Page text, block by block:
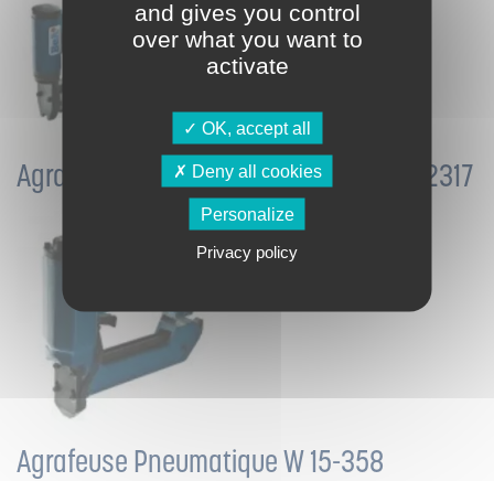
Agrafeuse pneumatique Type KS 123-12317
Agrafeuse Pneumatique W 15-358
and gives you control
over what you want to
activate
OK, accept all
Deny all cookies
Personalize
Privacy policy